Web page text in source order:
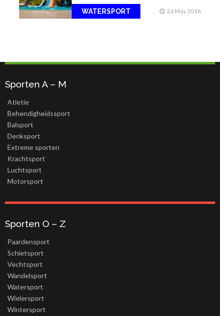
WATERSPORT 26 May 2016
Sporten A – M
Atletie
Behendigheidssport
Balsport
Denksport
Extreme sporten
Krachtsport
Luchtsport
Motorsport
Sporten O – Z
Paardensport
Schietsport
Vechtsport
Wandelsport
Watersport
Wielersport
Wintersport